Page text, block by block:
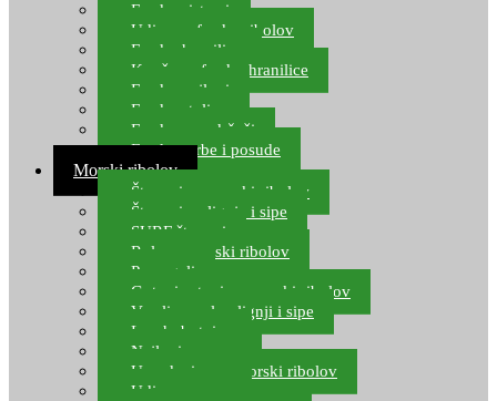
Feeder sistemi
Udice za feeder ribolov
Feeder hranilice
Kopče za feeder hranilice
Feeder najloni
Feeder stolice
Feeder arm držači
Feeder torbe i posude
Morski ribolov
Štapovi za morski ribolov
Štapovi za lignje i sipe
SURF štapovi
Role za morski ribolov
Parangali
Gotovi setovi za morski ribolov
Varalice za lov lignji i sipe
Lov hobotnice
Najloni za more
Upredenice za morski ribolov
Udice za more